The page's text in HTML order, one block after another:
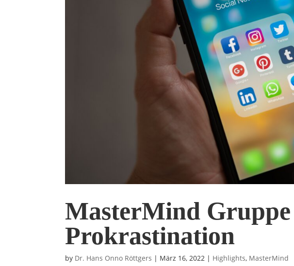
MasterMind Gruppe
Prokrastination
by Dr. Hans Onno Röttgers | März 16, 2022 | Highlights, MasterMind